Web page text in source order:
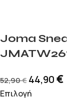
Joma
52,90€ 44,90€
Επιλογή